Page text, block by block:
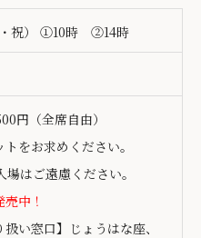
・祝） ①10時 ②14時
円（全席自由）
をお求めください。
はご遠慮ください。
中！
扱い窓口】じょうはな座、